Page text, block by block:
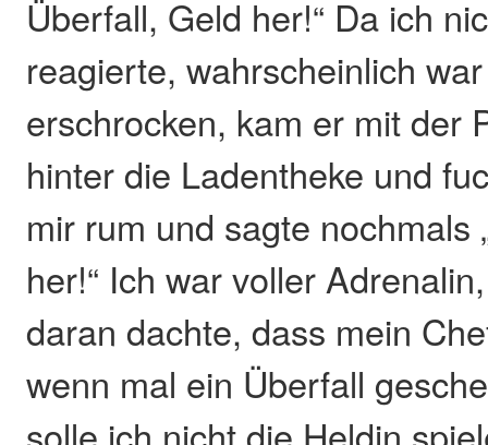
Überfall, Geld her!“ Da ich
reagierte, wahrscheinlich
erschrocken, kam er mit der
hinter die Ladentheke und
mir rum und sagte nochmals
her!“ Ich war voller
daran dachte, dass mein
wenn mal ein Überfall
solle ich nicht die Heldin